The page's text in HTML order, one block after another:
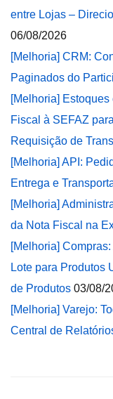
entre Lojas –
06/08/2026
[Melhoria] CRM:
Paginados do
[Melhoria]
Fiscal à SEFAZ
Requisição de
[Melhoria] API:
Entrega e
[Melhoria]
da Nota Fiscal na
[Melhoria]
Lote para Produtos
de Produtos 03/08/
[Melhoria] Varejo:
Central de